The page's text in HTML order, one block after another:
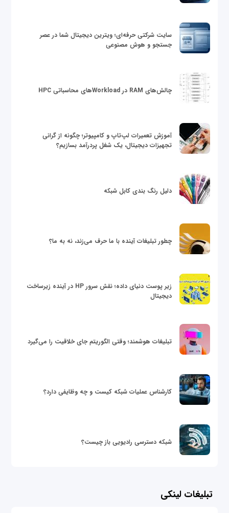
سایت شرکتی حرفه‌ای؛ ویترین دیجیتال شما در عصر
جستجو و هوش مصنوعی
چالش‌های RAM در Workloadهای محاسباتی HPC
آموزش تعمیرات لپ‌تاپ و کامپیوتر؛ چگونه از گرانی
تجهیزات دیجیتال، یک شغل پردرآمد بسازیم؟
دلیل رنگ بندی کابل شبکه
چطور تبلیغات آینده با ما حرف می‌زند، نه به ما؟
زیر پوست دنیای داده؛ نقش سرور HP در آینده زیرساخت
دیجیتال
تبلیغات هوشمند؛ وقتی الگوریتم جای خلاقیت را می‌گیرد
کارشناس عملیات شبکه کیست و چه وظایفی دارد؟
شبکه دسترسی رادیویی باز چیست؟
تبلیغات لینکی